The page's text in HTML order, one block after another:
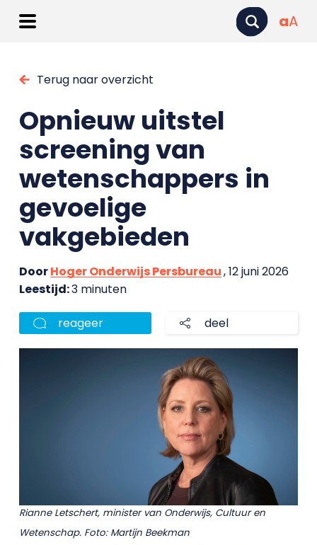
aA
Terug naar overzicht
Opnieuw uitstel
screening van
wetenschappers in
gevoelige
vakgebieden
DoorHoger Onderwijs Persbureau, 12 juni 2026
Leestijd:3 minuten
reageer deel
Rianne Letschert, minister van Onderwijs, Cultuur en
Wetenschap. Foto: Martijn Beekman